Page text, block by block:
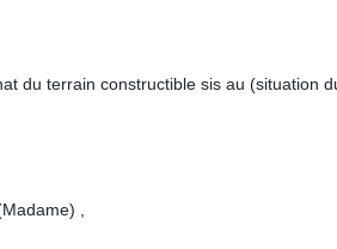
du terrain constructible sis au (situation
,